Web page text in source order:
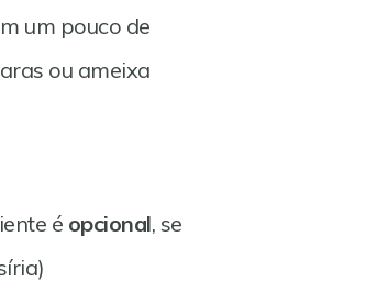
um pouco de
ou ameixa
é opcional, se